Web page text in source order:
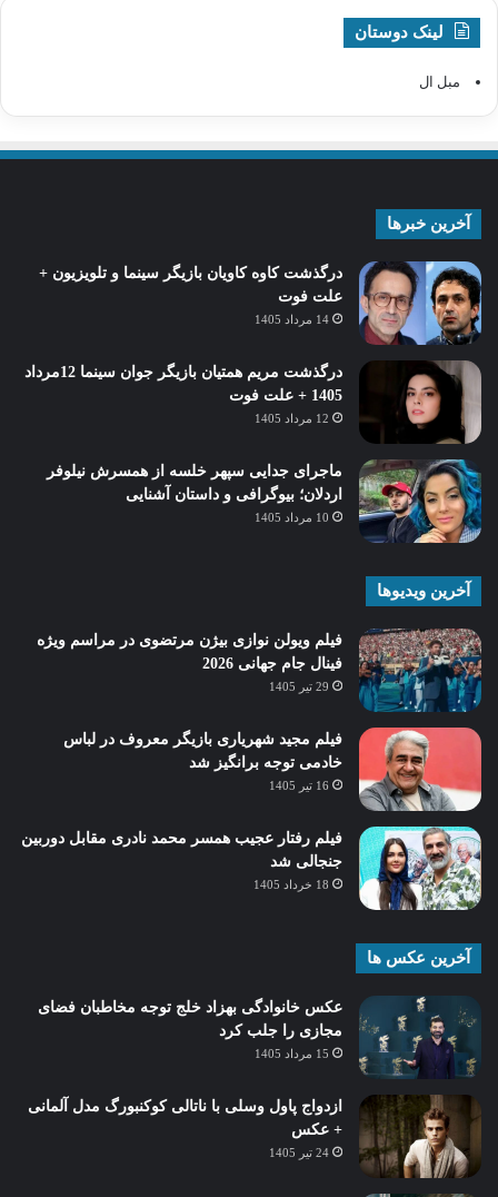
لینک دوستان
مبل ال
آخرین خبرها
درگذشت کاوه کاویان بازیگر سینما و تلویزیون +
علت فوت
14 مرداد 1405
درگذشت مریم همتیان بازیگر جوان سینما 12مرداد
1405 + علت فوت
12 مرداد 1405
ماجرای جدایی سپهر خلسه از همسرش نیلوفر
اردلان؛ بیوگرافی و داستان آشنایی
10 مرداد 1405
آخرین ویدیوها
فیلم ویولن نوازی بیژن مرتضوی در مراسم ویژه
فینال جام جهانی 2026
29 تیر 1405
فیلم مجید شهریاری بازیگر معروف در لباس
خادمی توجه برانگیز شد
16 تیر 1405
فیلم رفتار عجیب همسر محمد نادری مقابل دوربین
جنجالی شد
18 خرداد 1405
آخرین عکس ها
عکس خانوادگی بهزاد خلج توجه مخاطبان فضای
مجازی را جلب کرد
15 مرداد 1405
ازدواج پاول وسلی با ناتالی کوکنبورگ مدل آلمانی
+ عکس
24 تیر 1405